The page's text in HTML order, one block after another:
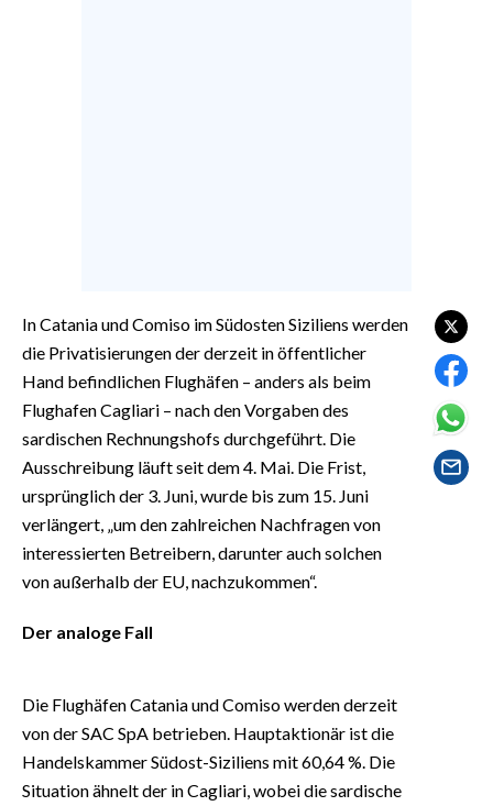
#CARAUNIONE
INSULARITÀ
FOTO
INFO AZIENDE
ABBONATI
NECROLOGI
SPIAGGE
STORE
In Catania und Comiso im Südosten Siziliens werden
die Privatisierungen der derzeit in öffentlicher
Hand befindlichen Flughäfen – anders als beim
Flughafen Cagliari – nach den Vorgaben des
sardischen Rechnungshofs durchgeführt. Die
Ausschreibung läuft seit dem 4. Mai. Die Frist,
ursprünglich der 3. Juni, wurde bis zum 15. Juni
verlängert, „um den zahlreichen Nachfragen von
interessierten Betreibern, darunter auch solchen
von außerhalb der EU, nachzukommen“.
Der analoge Fall
Die Flughäfen Catania und Comiso werden derzeit
von der SAC SpA betrieben. Hauptaktionär ist die
Handelskammer Südost-Siziliens mit 60,64 %. Die
Situation ähnelt der in Cagliari, wobei die sardische